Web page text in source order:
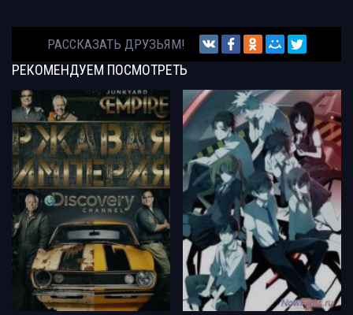
РАССКАЗАТЬ ДРУЗЬЯМ!
РЕКОМЕНДУЕМ ПОСМОТРЕТЬ